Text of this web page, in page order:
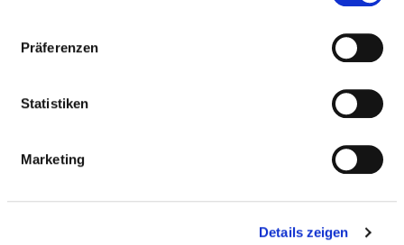
Präferenzen
Statistiken
Marketing
Details zeigen
SERVICE & AUSSTATTUNG
BETTEN
Ein-Bett-Zimmer mit eigener Nasszelle
Zwei-Bett-Zimmer mit eigener Nasszelle